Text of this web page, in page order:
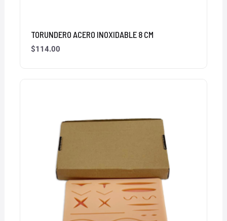
TORUNDERO ACERO INOXIDABLE 8 CM
$114.00